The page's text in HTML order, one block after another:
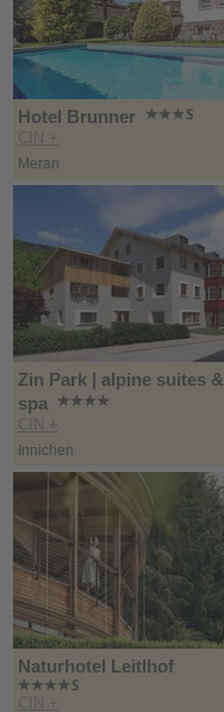
Hotel Brunner
CIN +
Meran
Zin Park | alpine suites &
spa
CIN +
Innichen
Naturhotel Leitlhof
CIN +